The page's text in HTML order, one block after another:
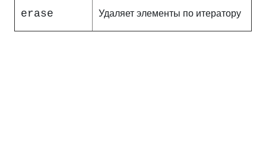
erase Удаляет элементы по итератору